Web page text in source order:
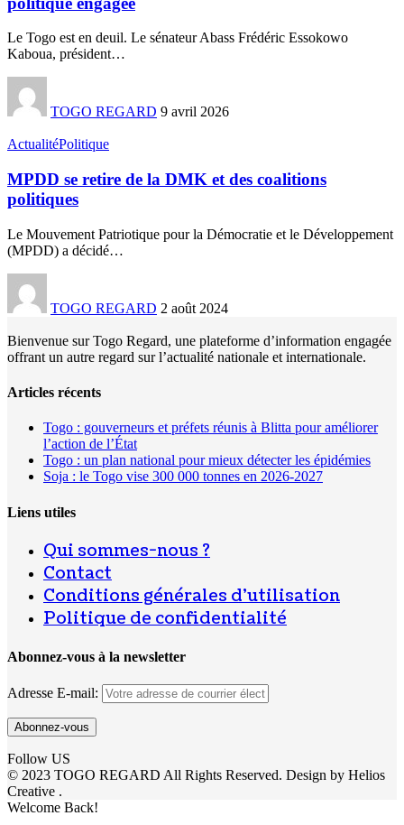
Le Togo est en deuil. Le sénateur Abass Frédéric Essokowo
Kaboua, président…
TOGO REGARD 9 avril 2026
ActualitéPolitique
MPDD se retire de la DMK et des coalitions
politiques
Le Mouvement Patriotique pour la Démocratie et le Développement
(MPDD) a décidé…
TOGO REGARD 2 août 2024
Bienvenue sur Togo Regard, une plateforme d’information engagée
offrant un autre regard sur l’actualité nationale et internationale.
Articles récents
Togo : gouverneurs et préfets réunis à Blitta pour améliorer
l’action de l’État
Togo : un plan national pour mieux détecter les épidémies
Soja : le Togo vise 300 000 tonnes en 2026-2027
Liens utiles
Qui sommes-nous ?
Contact
Conditions générales d’utilisation
Politique de confidentialité
Abonnez-vous à la newsletter
Adresse E-mail:
Follow US
© 2023 TOGO REGARD All Rights Reserved. Design by Helios
Creative .
Welcome Back!